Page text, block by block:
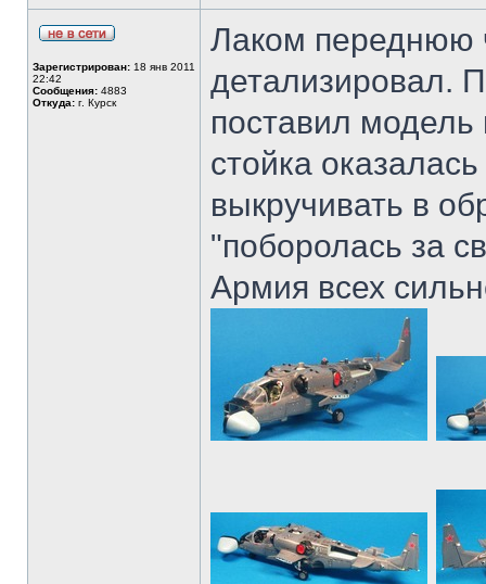
Зарегистрирован: 18 янв 2011
22:42
Сообщения: 4883
Откуда: г. Курск
Лаком переднюю
детализировал.
поставил модель
стойка
выкручивать в
"поборолась за
Армия всех